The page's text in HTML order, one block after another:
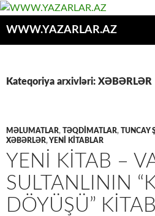
WWW.YAZARLAR.AZ
Kateqoriya arxivləri: XƏBƏRLƏR
MƏLUMATLAR, TƏQDİMATLAR, TUNCAY
XƏBƏRLƏR,YENİ KİTABLAR
YENİ KİTAB –
SULTANLININ
DÖYÜŞÜ” KİTABI